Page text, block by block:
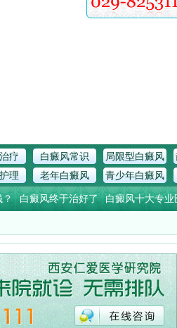
疗 白癜风常识 局限型白癜风
理 老年白癜风 青少年白癜风
？ 白癜风终于治好了 白癜风十大专业